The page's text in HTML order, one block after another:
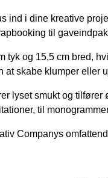
ind i dine kreative
til
tyk og 15,5 cm bred,
at skabe klumper eller
lyset smukt og
til
Companys